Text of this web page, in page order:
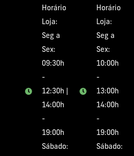
Horário
Loja:
Seg a
Sex:
09:30h
-
12:30h |
14:00h
-
19:00h
Sábado:
Horário
Loja:
Seg a
Sex:
10:00h
-
13:00h
14:00h
-
19:00h
Sábado: